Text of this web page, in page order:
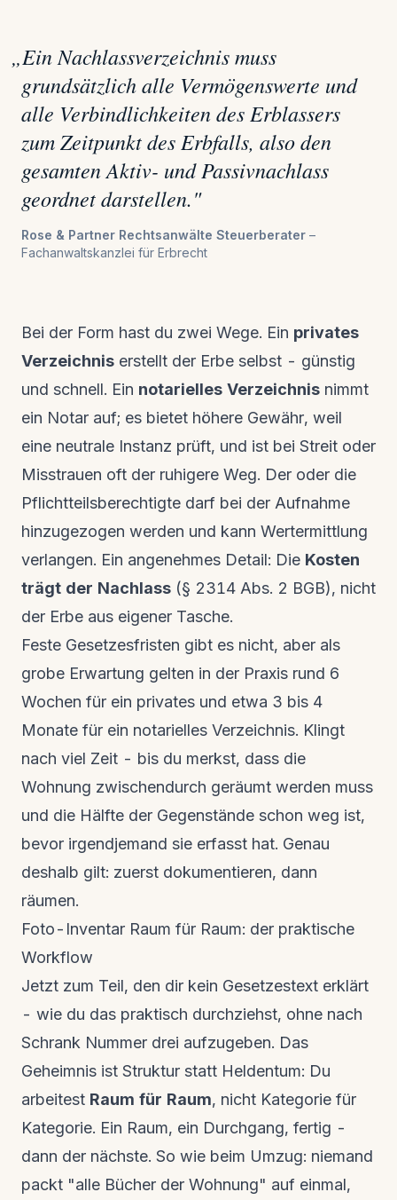
„Ein Nachlassverzeichnis muss
grundsätzlich alle Vermögenswerte und
alle Verbindlichkeiten des Erblassers
zum Zeitpunkt des Erbfalls, also den
gesamten Aktiv- und Passivnachlass
geordnet darstellen."
Rose & Partner Rechtsanwälte Steuerberater –
Fachanwaltskanzlei für Erbrecht
Bei der Form hast du zwei Wege. Ein privates
Verzeichnis erstellt der Erbe selbst - günstig
und schnell. Ein notarielles Verzeichnis nimmt
ein Notar auf; es bietet höhere Gewähr, weil
eine neutrale Instanz prüft, und ist bei Streit oder
Misstrauen oft der ruhigere Weg. Der oder die
Pflichtteilsberechtigte darf bei der Aufnahme
hinzugezogen werden und kann Wertermittlung
verlangen. Ein angenehmes Detail: Die Kosten
trägt der Nachlass (§ 2314 Abs. 2 BGB), nicht
der Erbe aus eigener Tasche.
Feste Gesetzesfristen gibt es nicht, aber als
grobe Erwartung gelten in der Praxis rund 6
Wochen für ein privates und etwa 3 bis 4
Monate für ein notarielles Verzeichnis. Klingt
nach viel Zeit - bis du merkst, dass die
Wohnung zwischendurch geräumt werden muss
und die Hälfte der Gegenstände schon weg ist,
bevor irgendjemand sie erfasst hat. Genau
deshalb gilt: zuerst dokumentieren, dann
räumen.
Foto-Inventar Raum für Raum: der praktische
Workflow
Jetzt zum Teil, den dir kein Gesetzestext erklärt
- wie du das praktisch durchziehst, ohne nach
Schrank Nummer drei aufzugeben. Das
Geheimnis ist Struktur statt Heldentum: Du
arbeitest Raum für Raum, nicht Kategorie für
Kategorie. Ein Raum, ein Durchgang, fertig -
dann der nächste. So wie beim Umzug: niemand
packt "alle Bücher der Wohnung" auf einmal,